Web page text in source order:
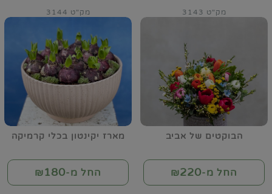
הבוקטים של אביב
מק"ט 3143
החל מ-₪220
מארז יקינטון בכלי קרמיקה
מק"ט 3144
החל מ-₪180